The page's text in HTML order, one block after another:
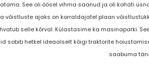
See oli öösel vihma saanud ja oli kohati
võistluste ajaks on korraldajatel plaan
selle kõrval. Külastasime ka masinaparki.
sobib hetkel ideaalselt kõigi traktorite
saabuma